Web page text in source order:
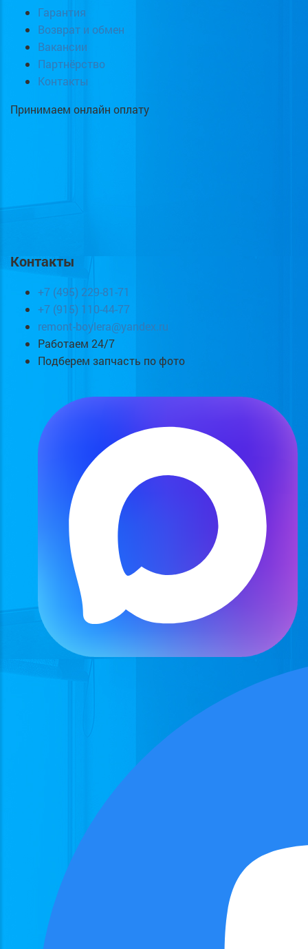
Гарантия
Возврат и обмен
Вакансии
Партнёрство
Контакты
Принимаем онлайн оплату
Контакты
+7 (495) 229-81-71
+7 (915) 110-44-77
remont-boylera@yandex.ru
Работаем 24/7
Подберем запчасть по фото